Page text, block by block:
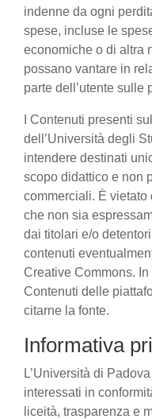
indenne da ogni
spese, incluse le
economiche o di altra
possano vantare in
parte dell’utente sulle
I Contenuti presenti
dell’Università degli
intendere destinati
scopo didattico e non
commerciali. È
che non sia
dai titolari e/o
contenuti
Creative Commons.
Contenuti delle
citarne la fonte.
Informativa
L’Università di
interessati in
liceità, trasparenza e